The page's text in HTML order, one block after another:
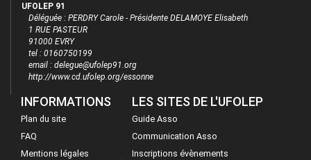
UFOLEP 91
Déléguée : PERDRY Carole - Présidente DELAMOYE Elisabeth
1 RUE PASTEUR
91000 EVRY
tel : 0160750199
email : delegue@ufolep91.org
http://www.cd.ufolep.org/essonne
INFORMATIONS
Plan du site
FAQ
Mentions légales
LES SITES DE L'UFOLEP
Guide Asso
Communication Asso
Inscriptions évènements